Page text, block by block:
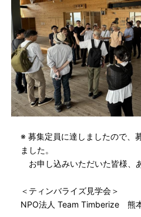
※ 募集定員に達しましたので、
ました。
お申し込みいただいた皆様、
＜ティンバライズ見学会＞
NPO法人 Team Timberize 熊